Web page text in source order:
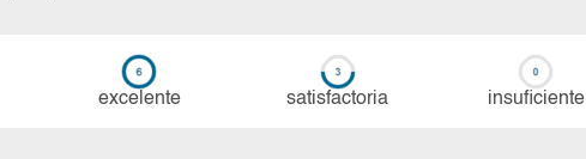
ex­ce­len­te sa­tis­fac­to­ria in­su­fi­cien­te